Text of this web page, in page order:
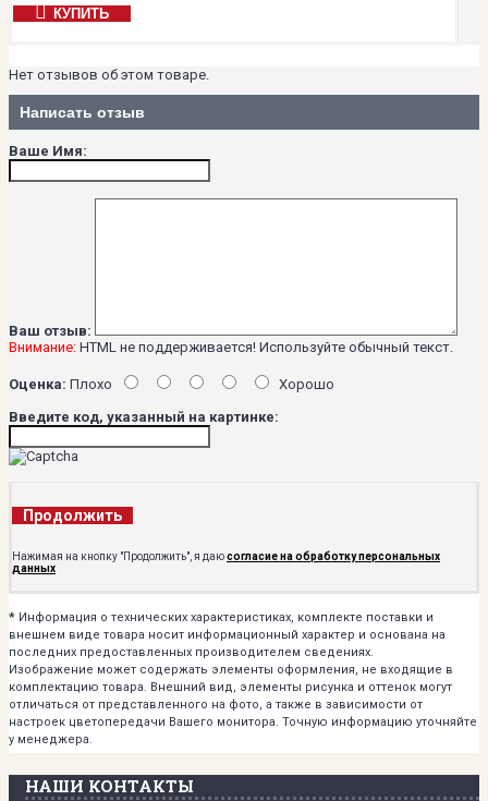
КУПИТЬ
Нет отзывов об этом товаре.
Написать отзыв
Ваше Имя:
Ваш отзыв:
Внимание: HTML не поддерживается! Используйте обычный текст.
Оценка: Плохо
Хорошо
Введите код, указанный на картинке:
Продолжить
Нажимая на кнопку "Продолжить", я даюсогласие на обработку персональных
данных
* Информация о технических характеристиках, комплекте поставки и
внешнем виде товара носит информационный характер и основана на
последних предоставленных производителем сведениях.
Изображение может содержать элементы оформления, не входящие в
комплектацию товара. Внешний вид, элементы рисунка и оттенок могут
отличаться от представленного на фото, а также в зависимости от
настроек цветопередачи Вашего монитора. Точную информацию уточняйте
у менеджера.
НАШИ КОНТАКТЫ